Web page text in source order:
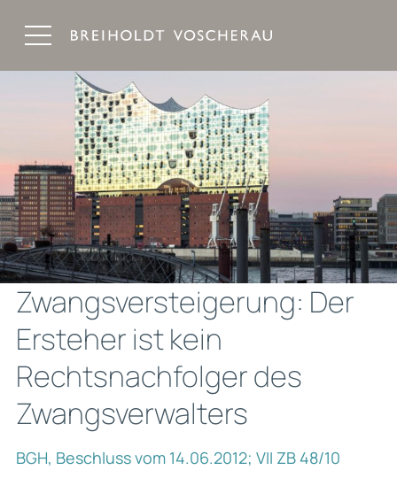
Zwangsversteigerung: Der
Ersteher ist kein
Rechtsnachfolger des
Zwangsverwalters
BGH, Beschluss vom 14.06.2012; VII ZB 48/10